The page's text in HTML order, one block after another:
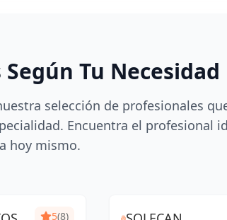
Tu Necesidad
selección de profesionales
Encuentra el profesional
hoy mismo.
5(8)